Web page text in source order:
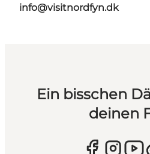
info@visitnordfyn.dk
Ein bisschen
deinen